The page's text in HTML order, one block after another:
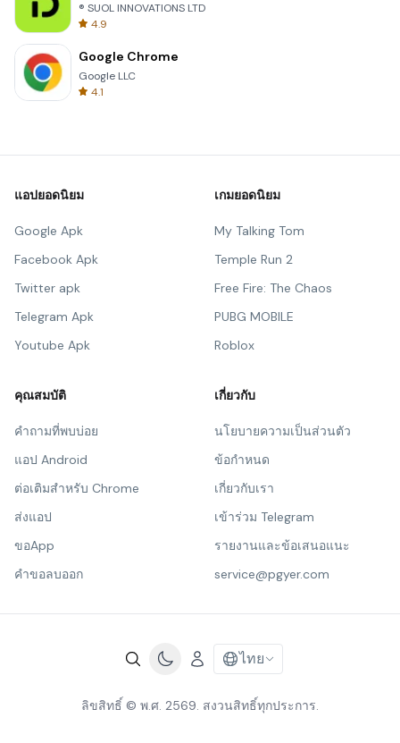
® SUOL INNOVATIONS LTD
4.9
Google Chrome
Google LLC
4.1
แอปยอดนิยม
Google Apk
Facebook Apk
Twitter apk
Telegram Apk
Youtube Apk
เกมยอดนิยม
My Talking Tom
Temple Run 2
Free Fire: The Chaos
PUBG MOBILE
Roblox
คุณสมบัติ
คำถามที่พบบ่อย
แอป Android
ต่อเติมสำหรับ Chrome
ส่งแอป
ขอApp
คำขอลบออก
เกี่ยวกับ
นโยบายความเป็นส่วนตัว
ข้อกำหนด
เกี่ยวกับเรา
เข้าร่วม Telegram
รายงานและข้อเสนอแนะ
service@pgyer.com
ไทย
ลิขสิทธิ์ © พ.ศ. 2569. สงวนสิทธิ์ทุกประการ.